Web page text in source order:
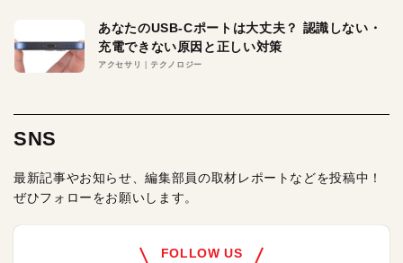
あなたのUSB-Cポートは大丈夫？ 認識しない・
充電できない原因と正しい対策
アクセサリ テクノロジー
SNS
最新記事やお知らせ、編集部員の取材レポートなどを投稿中！
ぜひフォローをお願いします。
FOLLOW US